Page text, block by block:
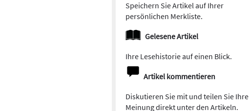
Speichern Sie Artikel auf Ihrer
persönlichen Merkliste.
Gelesene Artikel
Ihre Lesehistorie auf einen Blick.
Artikel kommentieren
Diskutieren Sie mit und teilen Sie Ihre
Meinung direkt unter den Artikeln.